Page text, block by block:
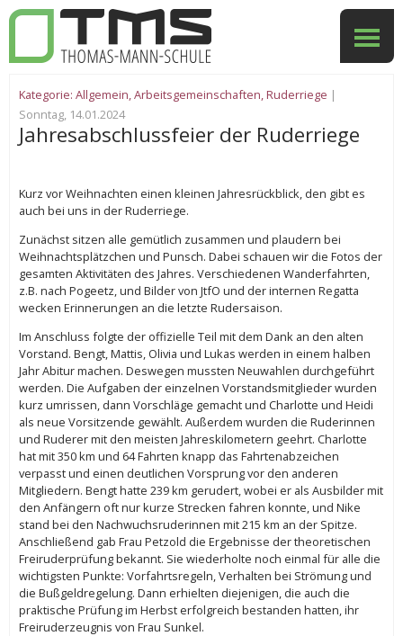
Kategorie: Allgemein,Arbeitsgemeinschaften,Ruderriege |
Sonntag, 14.01.2024
Jahresabschlussfeier der Ruderriege
Kurz vor Weihnachten einen kleinen Jahresrückblick, den gibt es
auch bei uns in der Ruderriege.
Zunächst sitzen alle gemütlich zusammen und plaudern bei
Weihnachtsplätzchen und Punsch. Dabei schauen wir die Fotos der
gesamten Aktivitäten des Jahres. Verschiedenen Wanderfahrten,
z.B. nach Pogeetz, und Bilder von JtfO und der internen Regatta
wecken Erinnerungen an die letzte Rudersaison.
Im Anschluss folgte der offizielle Teil mit dem Dank an den alten
Vorstand. Bengt, Mattis, Olivia und Lukas werden in einem halben
Jahr Abitur machen. Deswegen mussten Neuwahlen durchgeführt
werden. Die Aufgaben der einzelnen Vorstandsmitglieder wurden
kurz umrissen, dann Vorschläge gemacht und Charlotte und Heidi
als neue Vorsitzende gewählt. Außerdem wurden die Ruderinnen
und Ruderer mit den meisten Jahreskilometern geehrt. Charlotte
hat mit 350 km und 64 Fahrten knapp das Fahrtenabzeichen
verpasst und einen deutlichen Vorsprung vor den anderen
Mitgliedern. Bengt hatte 239 km gerudert, wobei er als Ausbilder mit
den Anfängern oft nur kurze Strecken fahren konnte, und Nike
stand bei den Nachwuchsruderinnen mit 215 km an der Spitze.
Anschließend gab Frau Petzold die Ergebnisse der theoretischen
Freiruderprüfung bekannt. Sie wiederholte noch einmal für alle die
wichtigsten Punkte: Vorfahrtsregeln, Verhalten bei Strömung und
die Bußgeldregelung. Dann erhielten diejenigen, die auch die
praktische Prüfung im Herbst erfolgreich bestanden hatten, ihr
Freiruderzeugnis von Frau Sunkel.